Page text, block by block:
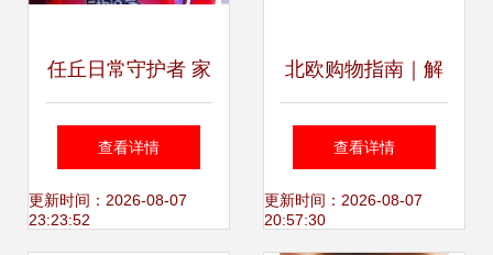
任丘日常守护者 家
居护理用品的细致
关怀
查看详情
更新时间：2026-08-07
23:23:52
北欧购物指南｜解
锁护肤品、服装、
家居与护理用品的
查看详情
更新时间：2026-08-07
20:57:30